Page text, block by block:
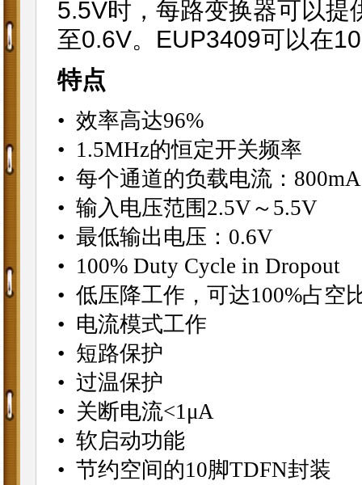
5.5V时，每路变换器可以
至0.6V。EUP3409可以在
特点
• 效率高达96%
• 1.5MHz的恒定开关频率
• 每个通道的负载电流：800mA
• 输入电压范围2.5V～5.5V
• 最低输出电压：0.6V
• 100% Duty Cycle in Dropout
• 低压降工作，可达100%占空
• 电流模式工作
• 短路保护
• 过温保护
• 关断电流<1μA
• 软启动功能
• 节约空间的10脚TDFN封装